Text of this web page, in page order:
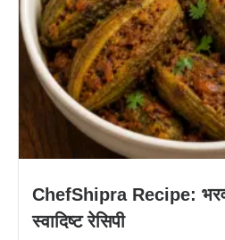
ChefShipra Recipe:
स्वादिष्ट रेसिपी